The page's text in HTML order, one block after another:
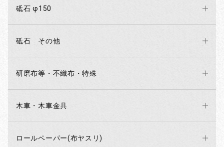
砥石 φ150
砥石 その他
研磨布等・不織布・特殊
木車・木車金具
ロールペーパー(布ヤスリ)